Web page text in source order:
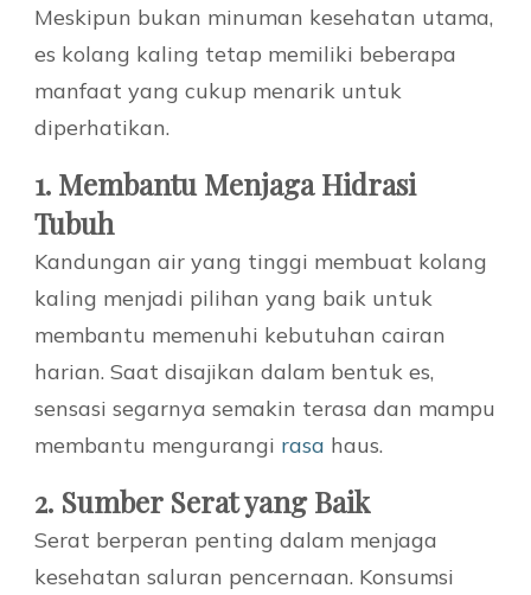
Meskipun bukan minuman kesehatan utama,
es kolang kaling tetap memiliki beberapa
manfaat yang cukup menarik untuk
diperhatikan.
1. Membantu Menjaga Hidrasi
Tubuh
Kandungan air yang tinggi membuat kolang
kaling menjadi pilihan yang baik untuk
membantu memenuhi kebutuhan cairan
harian. Saat disajikan dalam bentuk es,
sensasi segarnya semakin terasa dan mampu
membantu mengurangi rasa haus.
2. Sumber Serat yang Baik
Serat berperan penting dalam menjaga
kesehatan saluran pencernaan. Konsumsi